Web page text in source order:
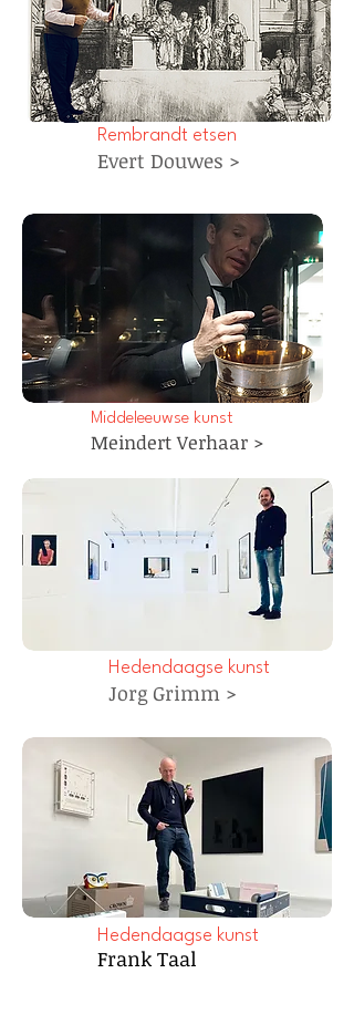
Rembrandt etsen
Evert Douwes >
Middeleeuwse kunst
Meindert Verhaar >
Hedendaagse kunst
Jorg Grimm >
Hedendaagse kunst
Frank Taal